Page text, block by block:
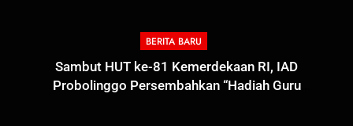
BERITA BARU
Sambut HUT ke-81 Kemerdekaan RI, IAD
Probolinggo Persembahkan “Hadiah Guru